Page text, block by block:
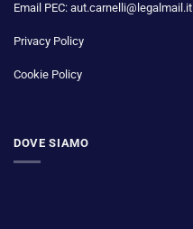
Email PEC: aut.carnelli@legalmail.it
Privacy Policy
Cookie Policy
DOVE SIAMO